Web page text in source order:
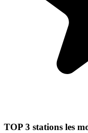
TOP 3 stations les